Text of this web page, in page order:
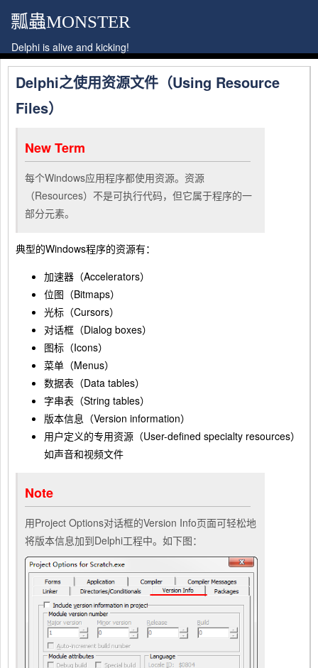
瓢蟲MONSTER
Delphi is alive and kicking!
Delphi之使用资源文件（Using Resource
Files）
New Term
每个Windows应用程序都使用资源。资源
（Resources）不是可执行代码，但它属于程序的一
部分元素。
典型的Windows程序的资源有：
加速器（Accelerators）
位图（Bitmaps）
光标（Cursors）
对话框（Dialog boxes）
图标（Icons）
菜单（Menus）
数据表（Data tables）
字串表（String tables）
版本信息（Version information）
用户定义的专用资源（User-defined specialty resources）
如声音和视频文件
Note
用Project Options对话框的Version Info页面可轻松地
将版本信息加到Delphi工程中。如下图：